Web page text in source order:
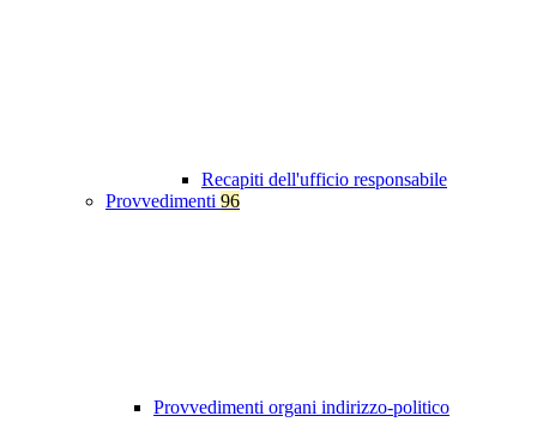
Recapiti dell'ufficio responsabile
Provvedimenti 96
Provvedimenti organi indirizzo-politico